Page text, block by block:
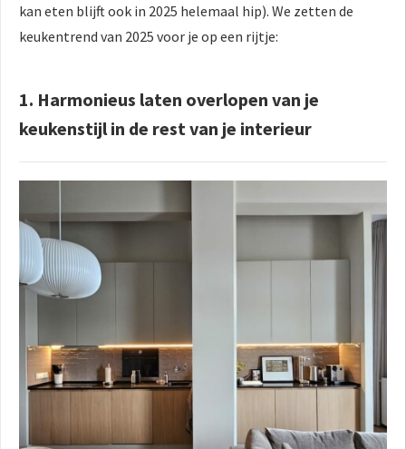
kan eten blijft ook in 2025 helemaal hip). We zetten de
keukentrend van 2025 voor je op een rijtje:
1. Harmonieus laten overlopen van je
keukenstijl in de rest van je interieur